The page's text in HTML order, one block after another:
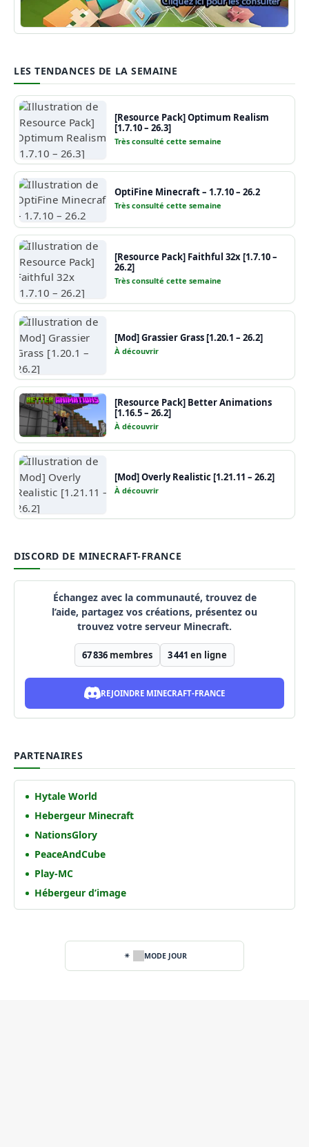
Guide Minecraft
LES TENDANCES DE LA SEMAINE
[Resource Pack] Optimum Realism
[1.7.10 – 26.3]
Très consulté cette semaine
OptiFine Minecraft – 1.7.10 – 26.2
Très consulté cette semaine
[Resource Pack] Faithful 32x [1.7.10 –
26.2]
Très consulté cette semaine
[Mod] Grassier Grass [1.20.1 – 26.2]
À découvrir
[Resource Pack] Better Animations
[1.16.5 – 26.2]
À découvrir
[Mod] Overly Realistic [1.21.11 – 26.2]
À découvrir
DISCORD DE MINECRAFT-FRANCE
Échangez avec la communauté, trouvez de
l’aide, partagez vos créations, présentez ou
trouvez votre serveur Minecraft.
67 836 membres 3 441 en ligne
REJOINDRE MINECRAFT-FRANCE
PARTENAIRES
Hytale World
Hebergeur Minecraft
NationsGlory
PeaceAndCube
Play-MC
Hébergeur d’image
MODE JOUR